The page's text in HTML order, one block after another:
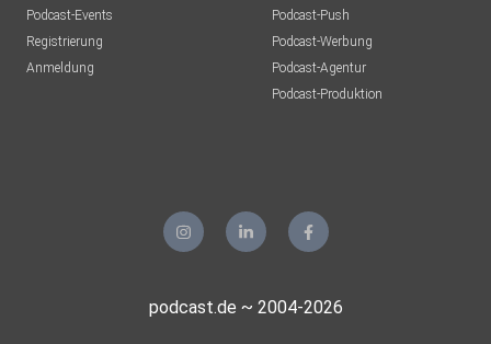
Podcast-Events
Registrierung
Anmeldung
Podcast-Push
Podcast-Werbung
Podcast-Agentur
Podcast-Produktion
podcast.de ~ 2004-2026